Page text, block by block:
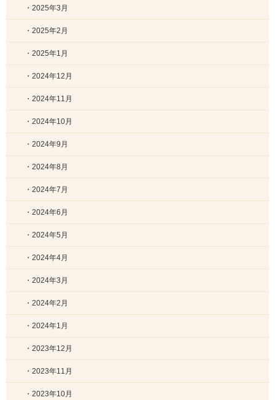
・2025年3月
・2025年2月
・2025年1月
・2024年12月
・2024年11月
・2024年10月
・2024年9月
・2024年8月
・2024年7月
・2024年6月
・2024年5月
・2024年4月
・2024年3月
・2024年2月
・2024年1月
・2023年12月
・2023年11月
・2023年10月